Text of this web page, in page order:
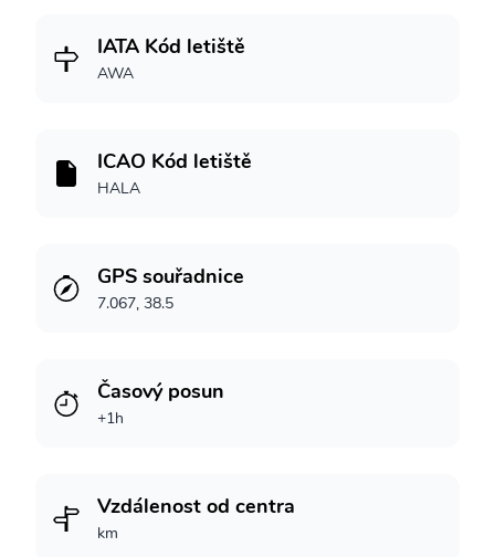
IATA Kód letiště
AWA
ICAO Kód letiště
HALA
GPS souřadnice
7.067, 38.5
Časový posun
+1h
Vzdálenost od centra
km